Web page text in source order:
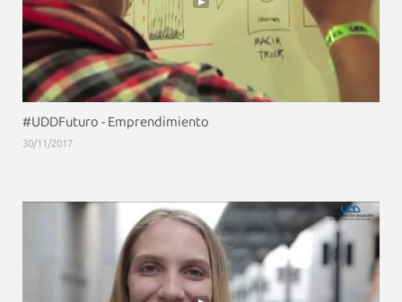
#UDDFuturo - Emprendimiento
30/11/2017